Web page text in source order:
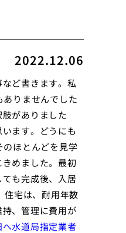
2022.12.06
ど書きます。私
りませんでした
がありました
ます。どうにも
ほとんどを見学
めました。最初
も完成後、入居
住宅は、耐用年数
、管理に費用が
水道局指定業者